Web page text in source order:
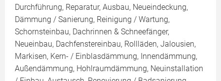
Durchführung, Reparatur, Ausbau, Neueindeckung,
Dämmung / Sanierung, Reinigung / Wartung,
Schornsteinbau, Dachrinnen & Schneefänger,
Neueinbau, Dachfenstereinbau, Rollläden, Jalousien,
Markisen, Kern- / Einblasdämmung, Innendämmung,
Außendämmung, Hohlraumdämmung, Neuinstallation